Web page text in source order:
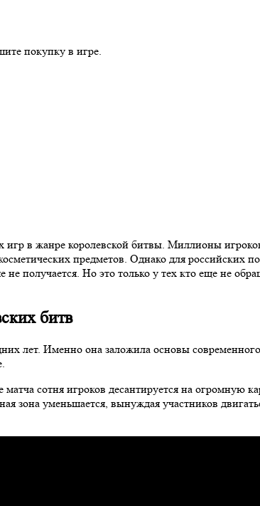
покупку в игре.
игр в жанре королевской битвы. Миллионы
предметов. Однако для российских
получается. Но это только у тех кто еще не
битв
лет. Именно она заложила основы
сотня игроков десантируется на огромную
зона уменьшается, вынуждая участников